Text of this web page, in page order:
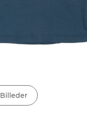
Billeder